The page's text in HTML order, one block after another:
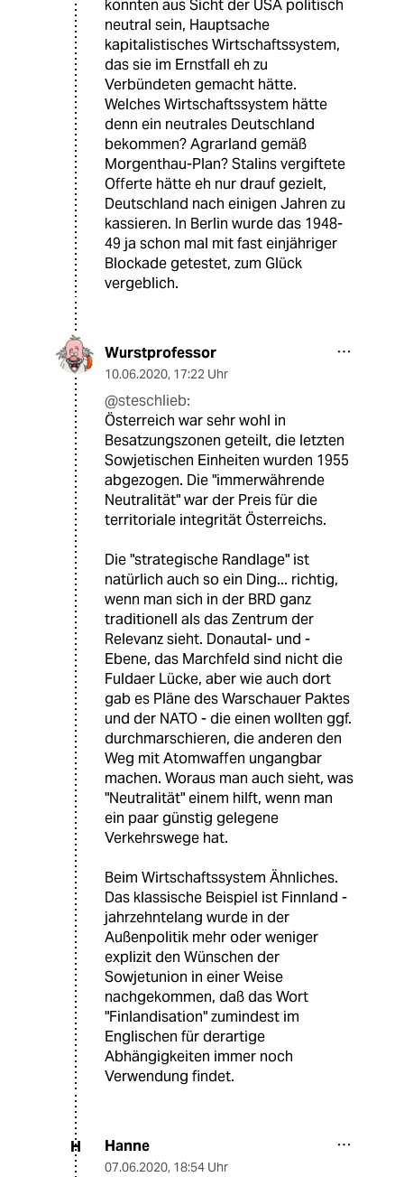
konnten aus Sicht der USA politisch
neutral sein, Hauptsache
kapitalistisches Wirtschaftssystem,
das sie im Ernstfall eh zu
Verbündeten gemacht hätte.
Welches Wirtschaftssystem hätte
denn ein neutrales Deutschland
bekommen? Agrarland gemäß
Morgenthau-Plan? Stalins vergiftete
Offerte hätte eh nur drauf gezielt,
Deutschland nach einigen Jahren zu
kassieren. In Berlin wurde das 1948-
49 ja schon mal mit fast einjähriger
Blockade getestet, zum Glück
vergeblich.
Wurstprofessor
10.06.2020, 17:22 Uhr
@steschlieb:
Österreich war sehr wohl in
Besatzungszonen geteilt, die letzten
Sowjetischen Einheiten wurden 1955
abgezogen. Die "immerwährende
Neutralität" war der Preis für die
territoriale integrität Österreichs.
Die "strategische Randlage" ist
natürlich auch so ein Ding... richtig,
wenn man sich in der BRD ganz
traditionell als das Zentrum der
Relevanz sieht. Donautal- und -
Ebene, das Marchfeld sind nicht die
Fuldaer Lücke, aber wie auch dort
gab es Pläne des Warschauer Paktes
und der NATO - die einen wollten ggf.
durchmarschieren, die anderen den
Weg mit Atomwaffen ungangbar
machen. Woraus man auch sieht, was
"Neutralität" einem hilft, wenn man
ein paar günstig gelegene
Verkehrswege hat.
Beim Wirtschaftssystem Ähnliches.
Das klassische Beispiel ist Finnland -
jahrzehntelang wurde in der
Außenpolitik mehr oder weniger
explizit den Wünschen der
Sowjetunion in einer Weise
nachgekommen, daß das Wort
"Finlandisation" zumindest im
Englischen für derartige
Abhängigkeiten immer noch
Verwendung findet.
H Hanne
07.06.2020, 18:54 Uhr